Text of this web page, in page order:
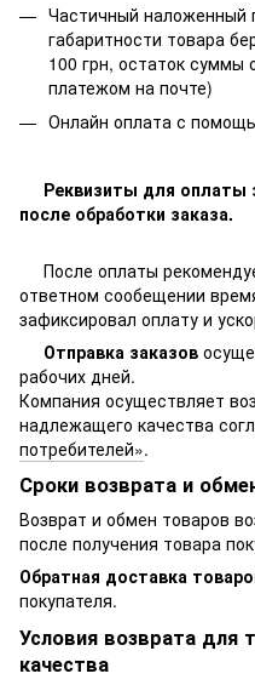
Частичный наложенный
габаритности товара
100 грн, остаток суммы
платежом на почте)
Онлайн оплата с
Реквизиты для оплаты
после обработки заказа.
После оплаты
ответном сообещении
зафиксировал оплату и
Отправка заказов
рабочих дней.
Компания осуществляет
надлежащего качества
потребителей».
Сроки возврата и
Возврат и обмен товаров
после получения товара
Обратная доставка
покупателя.
Условия возврата для
качества